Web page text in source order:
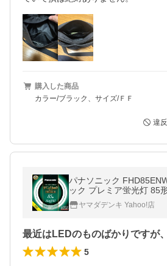
購入した商品
カラー/ブラック、サイズ/ＦＦ
違
パナソニック
ック プレミア蛍光灯 85
光源ツインパルック
ヤマダデンキ Yahoo!店
5